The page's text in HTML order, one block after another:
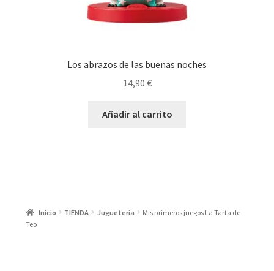
Los abrazos de las buenas noches
14,90 €
Añadir al carrito
Inicio TIENDA Juguetería
Mis primeros juegos La Tarta de
Teo